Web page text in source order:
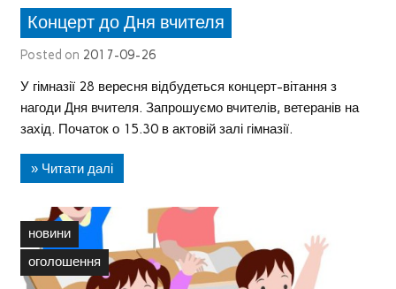
Концерт до Дня вчителя
Posted on 2017-09-26
У гімназії 28 вересня відбудеться концерт-вітання з
нагоди Дня вчителя. Запрошуємо вчителів, ветеранів на
захід. Початок о 15.30 в актовій залі гімназії.
» Читати далі
новини
оголошення